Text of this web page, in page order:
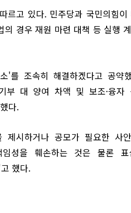
르고 있다. 민주당과 국민의힘이
경우 재원 마련 대책 등 실행
'를 조속히 해결하겠다고 공약
부 대 양여 차액 및 보조·융자
다.
제시하거나 공모가 필요한 사
성을 훼손하는 것은 물론
했다.